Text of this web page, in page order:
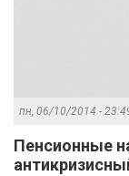
пн, 06/10/2014 -
Пенсионные